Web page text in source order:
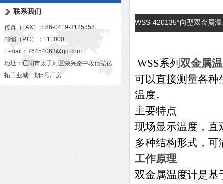
联系我们
传真（FAX）：86-0419-3125858
邮编（P.C）：111000
E-mail： 76454063@qq.com
地址：辽阳市太子河区荣兴路中段佰弘亿
拓工业城一期5号厂房
WSS-420135°向型双金属
WSS系列 双金属
可以直接测量各
温度。
主要特点
现场显示温度，直
多种结构形式，可
工作原理
双金属温度计是基